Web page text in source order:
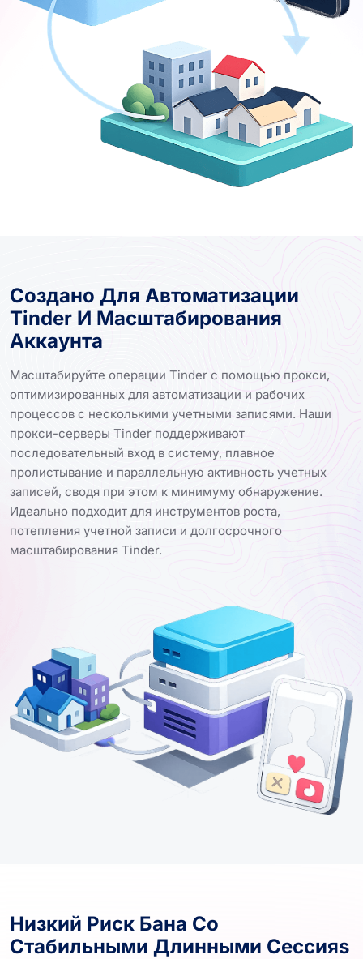
Создано Для Автоматизации
Tinder И Масштабирования
Аккаунта
Масштабируйте операции Tinder с помощью прокси,
оптимизированных для автоматизации и рабочих
процессов с несколькими учетными записями. Наши
прокси-серверы Tinder поддерживают
последовательный вход в систему, плавное
пролистывание и параллельную активность учетных
записей, сводя при этом к минимуму обнаружение.
Идеально подходит для инструментов роста,
потепления учетной записи и долгосрочного
масштабирования Tinder.
Низкий Риск Бана Со
Стабильными Длинными Сессияs